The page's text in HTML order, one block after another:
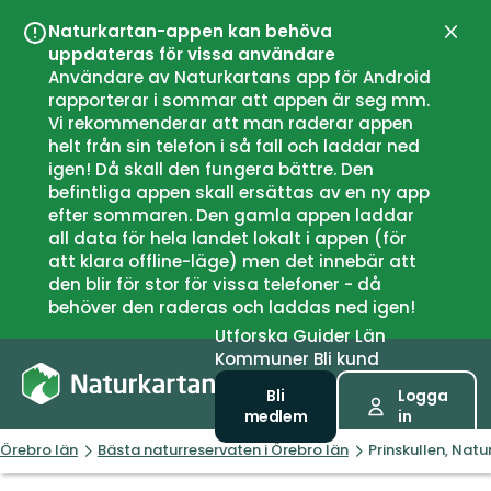
Naturkartan-appen kan behöva
uppdateras för vissa användare
Användare av Naturkartans app för Android
rapporterar i sommar att appen är seg mm.
Vi rekommenderar att man raderar appen
helt från sin telefon i så fall och laddar ned
igen! Då skall den fungera bättre. Den
befintliga appen skall ersättas av en ny app
efter sommaren. Den gamla appen laddar
all data för hela landet lokalt i appen (för
att klara offline-läge) men det innebär att
den blir för stor för vissa telefoner - då
behöver den raderas och laddas ned igen!
UtforskaGuiderLän
Kommuner Bli kund
Bli
medlem
Logga
in
Örebro län Bästa naturreservaten i Örebro län Prinskullen,